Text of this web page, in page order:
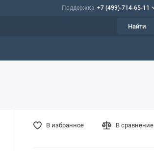
Поддержка +7 (499)-714-65-11
Найти
В избранное В сравнение